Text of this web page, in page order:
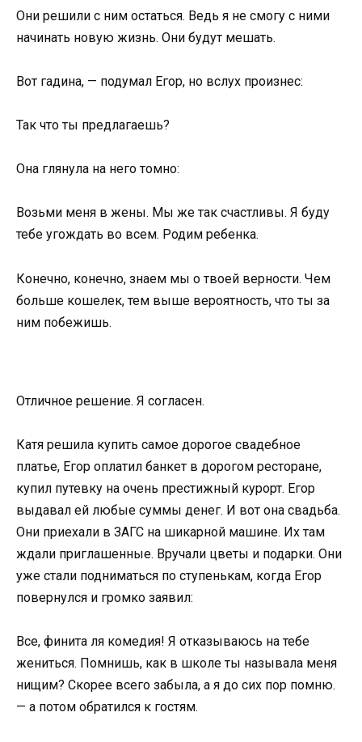
Они решили с ним остаться. Ведь я не смогу с ними
начинать новую жизнь. Они будут мешать.
Вот гадина, — подумал Егор, но вслух произнес:
Так что ты предлагаешь?
Она глянула на него томно:
Возьми меня в жены. Мы же так счастливы. Я буду
тебе угождать во всем. Родим ребенка.
Конечно, конечно, знаем мы о твоей верности. Чем
больше кошелек, тем выше вероятность, что ты за
ним побежишь.
Отличное решение. Я согласен.
Катя решила купить самое дорогое свадебное
платье, Егор оплатил банкет в дорогом ресторане,
купил путевку на очень престижный курорт. Егор
выдавал ей любые суммы денег. И вот она свадьба.
Они приехали в ЗАГС на шикарной машине. Их там
ждали приглашенные. Вручали цветы и подарки. Они
уже стали подниматься по ступенькам, когда Егор
повернулся и громко заявил:
Все, финита ля комедия! Я отказываюсь на тебе
жениться. Помнишь, как в школе ты называла меня
нищим? Скорее всего забыла, а я до сих пор помню.
— а потом обратился к гостям.